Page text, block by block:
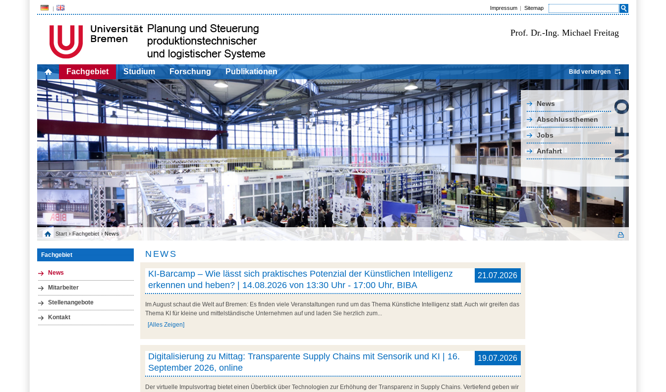
Impressum Sitemap
Prof. Dr.-Ing. Michael Freitag
Fachgebiet Studium Forschung Publikationen Bild verbergen
News
Abschlussthemen
Jobs
Anfahrt
Start › Fachgebiet › News
Fachgebiet
News
Mitarbeiter
Stellenangebote
Kontakt
NEWS
21.07.2026
KI-Barcamp – Wie lässt sich praktisches Potenzial der Künstlichen Intelligenz
erkennen und heben? | 14.08.2026 von 13:30 Uhr - 17:00 Uhr, BIBA
Im August schaut die Welt auf Bremen: Es finden viele Veranstaltungen rund um das Thema Künstliche Intelligenz statt. Auch wir greifen das
Thema KI für kleine und mittelständische Unternehmen auf und laden Sie herzlich zum...
[Alles Zeigen]
19.07.2026
Digitalisierung zu Mittag: Transparente Supply Chains mit Sensorik und KI | 16.
September 2026, online
Der virtuelle Impulsvortrag bietet einen Überblick über Technologien zur Erhöhung der Transparenz in Supply Chains. Vertiefend geben wir